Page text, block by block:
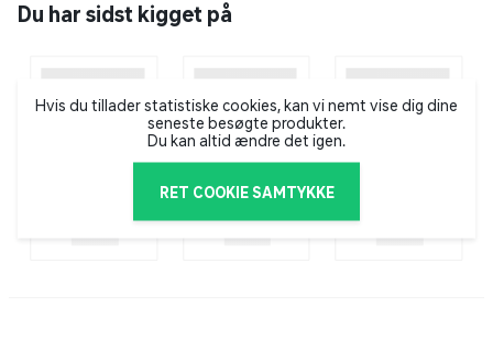
til katte. Med et bredt udvalg af smagsvarianter, er der
til at give din kat en ekstra godbid i løbet af dagen.
Du har sidst kigget på
Hvis du tillader statistiske cookies, kan vi nemt vise dig dine
seneste besøgte produkter.
Du kan altid ændre det igen.
RET COOKIE SAMTYKKE